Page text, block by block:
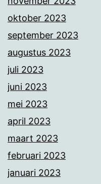
oktober 2023
september 2023
augustus 2023
juli 2023
juni 2023
mei 2023
april 2023
maart 2023
februari 2023
januari 2023